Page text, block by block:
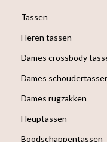
Tassen
Heren tassen
Dames crossbody
Dames
Dames rugzakken
Heuptassen
Boodschappen­tassen